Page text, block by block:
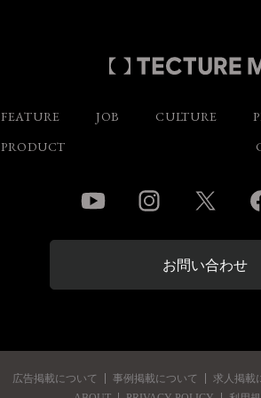
FEATURE JOB CULTURE
PRODUCT
YouTube Instagram Twitter
お問い合わせ
広告掲載について 事例掲載について 求人掲載